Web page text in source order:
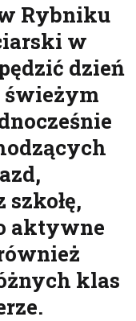
Rybniku
w
dzień
świeżym
aktywne
klas